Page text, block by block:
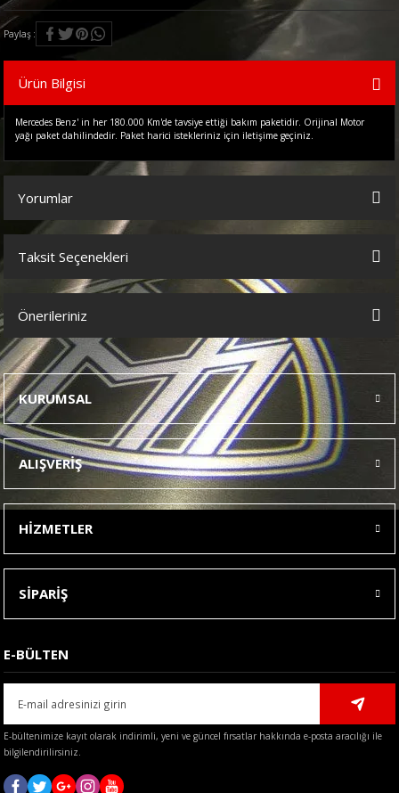
Paylaş
Ürün Bilgisi
Mercedes Benz' in her 180.000 Km'de tavsiye ettiği bakım paketidir. Orijinal Motor
yağı paket dahilindedir. Paket harici istekleriniz için iletişime geçiniz.
Yorumlar
Bu ürüne ilk yorumu siz yapın!
Taksit Seçenekleri
Önerileriniz
Bu ürünün fiyat bilgisi, resim, ürün açıklamalarında ve diğer
konularda yetersiz gördüğünüz noktaları öneri formunu kullanarak
tarafımıza iletebilirsiniz.
Görüş ve önerileriniz için teşekkür ederiz.
Ürün resmi kalitesiz, bozuk veya görüntülenemiyor.
Ürün açıklamasında eksik bilgiler bulunuyor.
Ürün bilgilerinde hatalar bulunuyor.
Ürün fiyatı diğer sitelerden daha pahalı.
Bu ürüne benzer farklı alternatifler olmalı.
Gönder
KURUMSAL
ALIŞVERİŞ
HİZMETLER
SİPARİŞ
E-BÜLTEN
E-bültenimize kayıt olarak indirimli, yeni ve güncel fırsatlar hakkında e-posta aracılığı ile
bilgilendirilirsiniz.